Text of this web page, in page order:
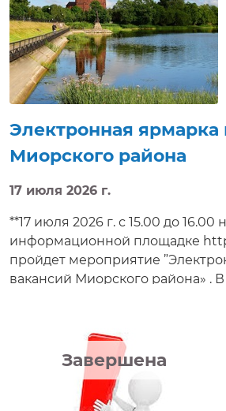
Электронная ярмарка
Миорского района
17 июля 2026 г.
**17 июля 2026 г. с 15.00 до 16.00
информационной площадке
пройдет мероприятие
вакансий Миорского района» .
условиями труда,
направить резюме, получить
собеседование в режиме
Завершена